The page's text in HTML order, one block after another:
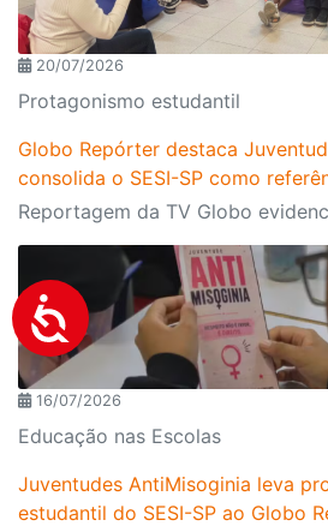
20/07/2026
Protagonismo estudantil
Globo Repórter destaca
consolida o SESI-SP como
16/07/2026
Educação nas Escolas
Juventudes AntiMisoginia leva
estudantil do SESI-SP ao Globo